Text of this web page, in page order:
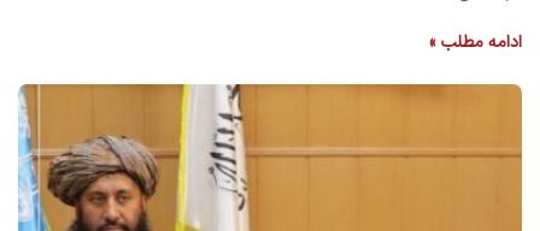
ادامه مطلب »